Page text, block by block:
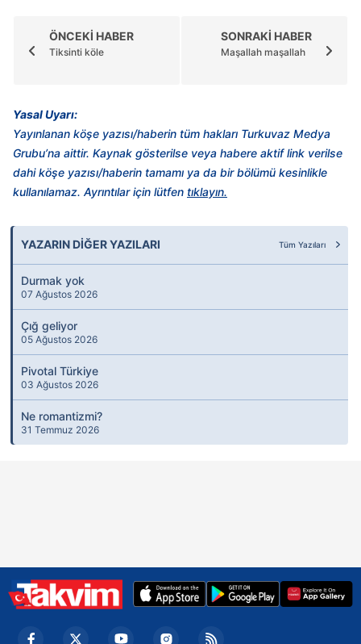
ÖNCEKİ HABER
Tiksinti köle
SONRAKİ HABER
Maşallah maşallah
Yasal Uyarı:
Yayınlanan köşe yazısı/haberin tüm hakları Turkuvaz Medya
Grubu’na aittir. Kaynak gösterilse veya habere aktif link verilse
dahi köşe yazısı/haberin tamamı ya da bir bölümü kesinlikle
kullanılamaz. Ayrıntılar için lütfen tıklayın.
YAZARIN DİĞER YAZILARI Tüm Yazıları
Durmak yok
07 Ağustos 2026
Çığ geliyor
05 Ağustos 2026
Pivotal Türkiye
03 Ağustos 2026
Ne romantizmi?
31 Temmuz 2026